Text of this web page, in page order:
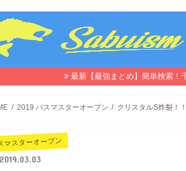
最新【最強まとめ】簡単検索！
2019 バスマスターオープン クリスタルS炸裂！
マスターオープン
2019.03.03